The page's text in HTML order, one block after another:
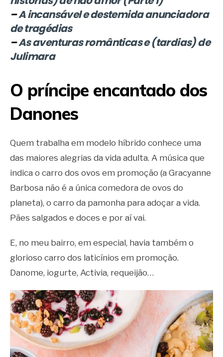
–A incansável e destemida anunciadora
de tragédias
–As aventuras românticas e (tardias) de
Julimara
O príncipe encantado dos
Danones
Quem trabalha em modelo híbrido conhece uma
das maiores alegrias da vida adulta. A música que
indica o carro dos ovos em promoção (a Gracyanne
Barbosa não é a única comedora de ovos do
planeta), o carro da pamonha para adoçar a vida.
Pães salgados e doces e por aí vai.
E, no meu bairro, em especial, havia também o
glorioso carro dos laticínios em promoção.
Danome, iogurte, Activia, requeijão…